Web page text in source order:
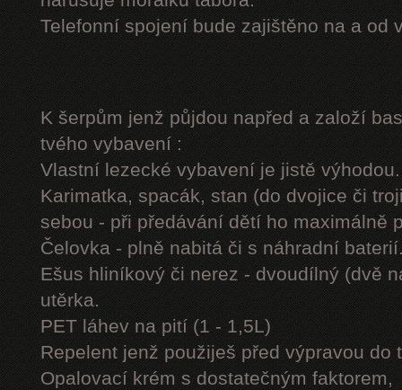
Telefonní spojení bude zajištěno na a od
K šerpům jenž půjdou napřed a založí
tvého vybavení :
Vlastní lezecké vybavení je jistě výhodou.
Karimatka, spacák, stan (do dvojice či
sebou - při předávání dětí ho maximálně
Čelovka - plně nabitá či s náhradní
Ešus hliníkový či nerez - dvoudílný (dvě
utěrka.
PET láhev na pití (1 - 1,5L)
Repelent jenž použiješ před výpravou do
Opalovací krém s dostatečným faktorem,